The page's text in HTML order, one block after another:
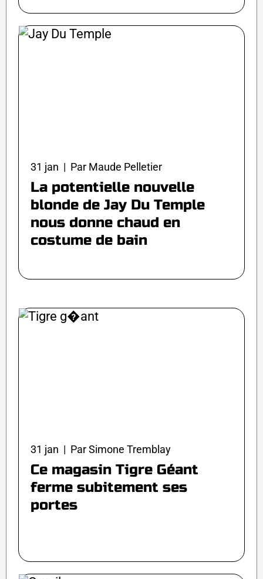
31 jan | Par Maude Pelletier
La potentielle nouvelle
blonde de Jay Du Temple
nous donne chaud en
costume de bain
31 jan | Par Simone Tremblay
Ce magasin Tigre Géant
ferme subitement ses
portes